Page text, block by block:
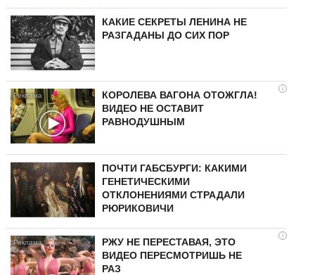
КАКИЕ СЕКРЕТЫ ЛЕНИНА НЕ
РАЗГАДАНЫ ДО СИХ ПОР
i
КОРОЛЕВА ВАГОНА ОТОЖГЛА!
ВИДЕО НЕ ОСТАВИТ
РАВНОДУШНЫМ
ПОЧТИ ГАБСБУРГИ: КАКИМИ
ГЕНЕТИЧЕСКИМИ
ОТКЛОНЕНИЯМИ СТРАДАЛИ
РЮРИКОВИЧИ
i
РЖУ НЕ ПЕРЕСТАВАЯ, ЭТО
ВИДЕО ПЕРЕСМОТРИШЬ НЕ
РАЗ